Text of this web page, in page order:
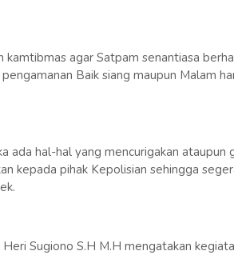
agar Satpam senantiasa
Baik siang maupun Malam
ada hal-hal yang mencurigakan ataupun
kepada pihak Kepolisian sehingga
Sugiono S.H M.H mengatakan